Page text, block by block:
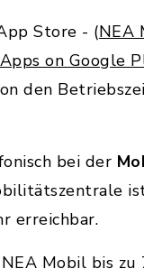
Store - (‎NEA
on Google
den
bei der
erreichbar.
Mobil bis